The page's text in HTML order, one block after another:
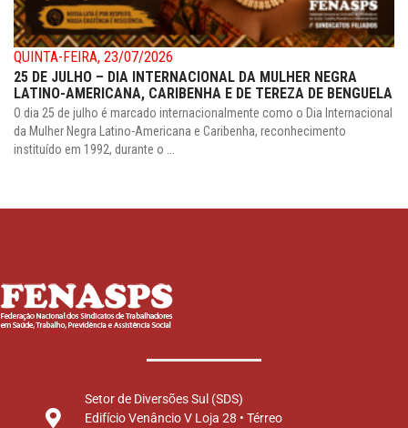
QUINTA-FEIRA, 23/07/2026
25 DE JULHO – DIA INTERNACIONAL DA MULHER NEGRA
LATINO-AMERICANA, CARIBENHA E DE TEREZA DE BENGUELA
O dia 25 de julho é marcado internacionalmente como o Dia Internacional
da Mulher Negra Latino-Americana e Caribenha, reconhecimento
instituído em 1992, durante o ...
Setor de Diversões Sul (SDS)
Edifício Venâncio V Loja 28 • Térreo